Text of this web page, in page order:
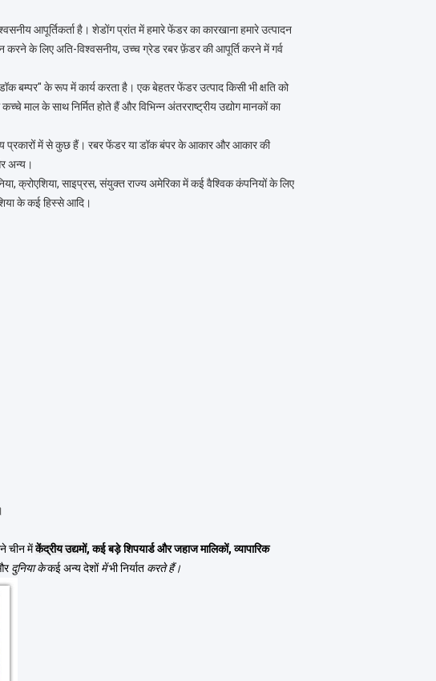
आपूर्तिकर्ता है। शेडोंग प्रांत में हमारे फेंडर का कारखाना हमारे उत्पादन
करने के लिए अति-विश्वसनीय, उच्च ग्रेड रबर फ़ेंडर की आपूर्ति करने में गर्व
बम्पर" के रूप में कार्य करता है। एक बेहतर फेंडर उत्पाद किसी भी क्षति को
माल के साथ निर्मित होते हैं और विभिन्न अंतरराष्ट्रीय उद्योग मानकों का
में से कुछ हैं। रबर फेंडर या डॉक बंपर के आकार और आकार की
अन्य।
क्रोएशिया, साइप्रस, संयुक्त राज्य अमेरिका में कई वैश्विक कंपनियों के लिए
के कई हिस्से आदि।
चीन मेंकेंद्रीय उद्यमों,कई बड़े शिपयार्ड और जहाज मालिकों, व्यापारिक
दुनिया केकई अन्य देशोंमेंभी निर्यात करते हैं।